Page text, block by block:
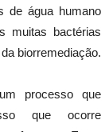
de água humano
muitas bactérias
biorremediação.
processo que
que ocorre